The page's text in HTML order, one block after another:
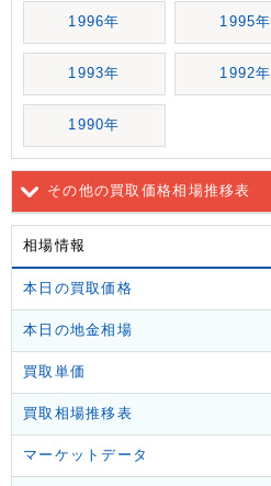
1996年 1995年
1993年 1992年
1990年
その他の買取価格相場推移表
相場情報
本日の買取価格
本日の地金相場
買取単価
買取相場推移表
マーケットデータ